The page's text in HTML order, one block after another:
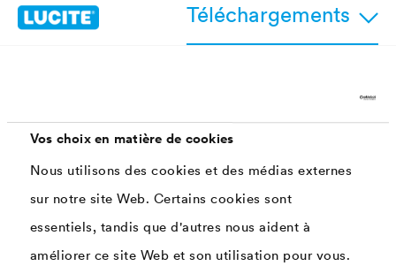
Vos choix en matière de cookies
Nous utilisons des cookies et des médias externes
sur notre site Web. Certains cookies sont
essentiels, tandis que d'autres nous aident à
améliorer ce site Web et son utilisation pour vous.
Téléchargements
Caractéristiques
Très bon pouvoir couvrant, classe d'opacité 1
(selon de la teinte)
Résistance aux frottements selon la norme DIN
EN 13300